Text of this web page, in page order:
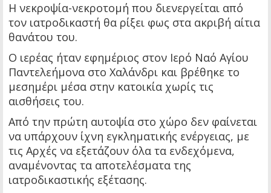
Η νεκροψία-νεκροτομή που διενεργείται από
τον ιατροδικαστή θα ρίξει φως στα ακριβή αίτια
θανάτου του.
Ο ιερέας ήταν εφημέριος στον Ιερό Ναό Αγίου
Παντελεήμονα στο Χαλάνδρι και βρέθηκε το
μεσημέρι μέσα στην κατοικία χωρίς τις
αισθήσεις του.
Από την πρώτη αυτοψία στο χώρο δεν φαίνεται
να υπάρχουν ίχνη εγκληματικής ενέργειας, με
τις Αρχές να εξετάζουν όλα τα ενδεχόμενα,
αναμένοντας τα αποτελέσματα της
ιατροδικαστικής εξέτασης.